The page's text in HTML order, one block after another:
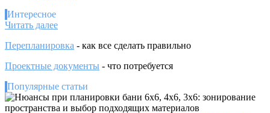
Интересное
Читать далее:
баня
дань
или
необходимость?
Перепланировка - как все сделать правильно
Проектные документы - что потребуется
Популярные статьи